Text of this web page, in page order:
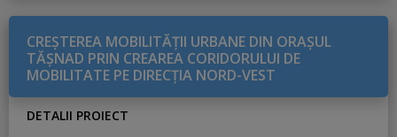
CREŞTEREA MOBILITĂŢII URBANE DIN ORAŞUL
TĂŞNAD PRIN CREAREA CORIDORULUI DE
MOBILITATE PE DIRECŢIA NORD-VEST
DETALII PROIECT